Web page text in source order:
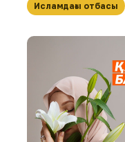
Исламдағы отбасы